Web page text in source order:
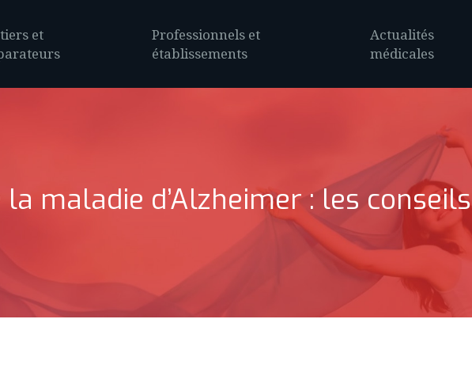
et
Professionnels et
établissements
Actualités
médicales
maladie d’Alzheimer : les conseils